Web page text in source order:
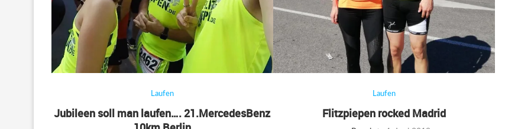
Laufen
Jubileen soll man laufen…. 21.MercedesBenz
Laufen
Flitzpiepen rocked Madrid